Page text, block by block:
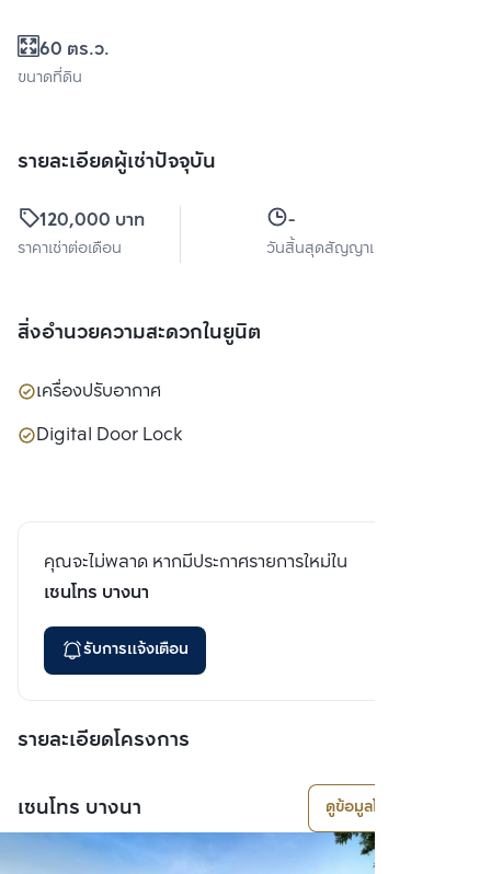
60 ตร.ว.
ขนาดที่ดิน
รายละเอียดผู้เช่าปัจจุบัน
120,000 บาท
ราคาเช่าต่อเดือน
-
วันสิ้นสุดสัญญาเช่า
สิ่งอำนวยความสะดวกในยูนิต
เครื่องปรับอากาศ
Digital Door Lock
คุณจะไม่พลาด หากมีประกาศรายการใหม่ใน
เซนโทร บางนา
รับการแจ้งเตือน
รายละเอียดโครงการ
เซนโทร บางนา ดูข้อมูลโครงการ